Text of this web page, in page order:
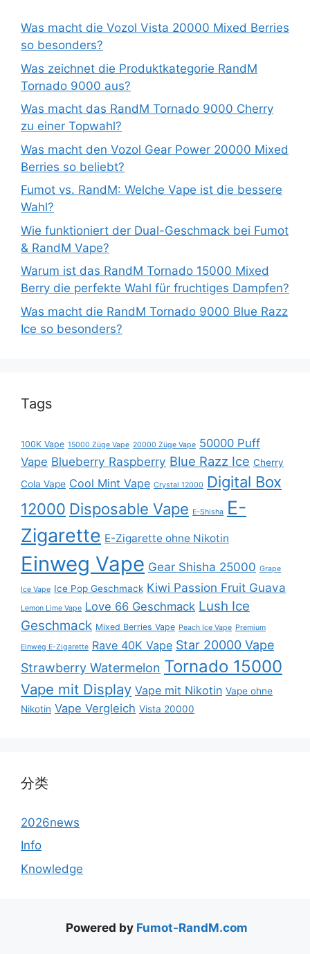
Was macht die Vozol Vista 20000 Mixed Berries
so besonders?
Was zeichnet die Produktkategorie RandM
Tornado 9000 aus?
Was macht das RandM Tornado 9000 Cherry
zu einer Topwahl?
Was macht den Vozol Gear Power 20000 Mixed
Berries so beliebt?
Fumot vs. RandM: Welche Vape ist die bessere
Wahl?
Wie funktioniert der Dual-Geschmack bei Fumot
& RandM Vape?
Warum ist das RandM Tornado 15000 Mixed
Berry die perfekte Wahl für fruchtiges Dampfen?
Was macht die RandM Tornado 9000 Blue Razz
Ice so besonders?
Tags
100K Vape 15000 Züge Vape 20000 Züge Vape 50000 Puff
Vape Blueberry Raspberry Blue Razz Ice Cherry
Cola Vape Cool Mint Vape Crystal 12000
Digital Box
12000 Disposable Vape E-Shisha E-
Zigarette E-Zigarette ohne Nikotin
Einweg Vape Gear Shisha 25000 Grape
Ice Vape Ice Pop Geschmack Kiwi Passion Fruit Guava
Lemon Lime Vape Love 66 Geschmack Lush Ice
Geschmack Mixed Berries Vape Peach Ice Vape Premium
Einweg E-Zigarette Rave 40K Vape Star 20000 Vape
Strawberry Watermelon Tornado 15000
Vape mit Display Vape mit Nikotin Vape ohne
Nikotin Vape Vergleich Vista 20000
分类
2026news
Info
Knowledge
Powered by Fumot-RandM.com